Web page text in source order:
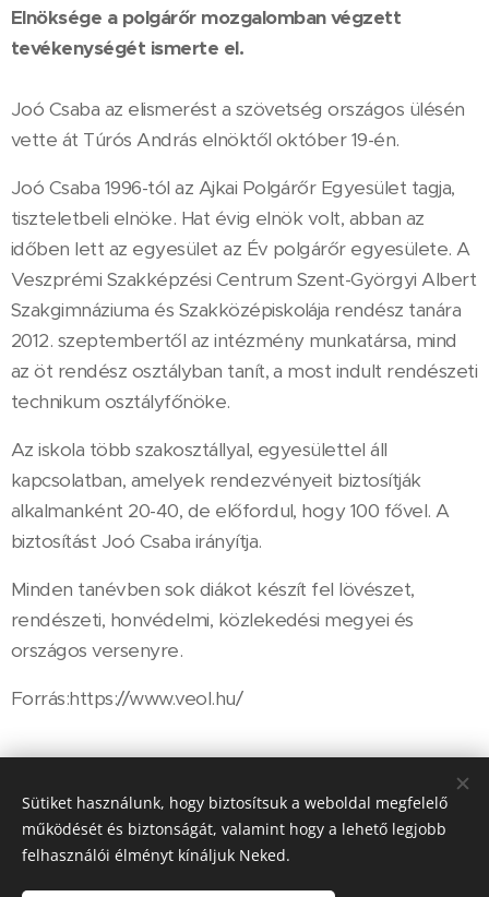
Elnöksége a polgárőr mozgalomban végzett
tevékenységét ismerte el.
Joó Csaba az elismerést a szövetség országos ülésén
vette át Túrós András elnöktől október 19-én.
Joó Csaba 1996-tól az Ajkai Polgárőr Egyesület tagja,
tiszteletbeli elnöke. Hat évig elnök volt, abban az
időben lett az egyesület az Év polgárőr egyesülete. A
Veszprémi Szakképzési Centrum Szent-Györgyi Albert
Szakgimnáziuma és Szakközépiskolája rendész tanára
2012. szeptembertől az intézmény munkatársa, mind
az öt rendész osztályban tanít, a most indult rendészeti
technikum osztályfőnöke.
Az iskola több szakosztállyal, egyesülettel áll
kapcsolatban, amelyek rendezvényeit biztosítják
alkalmanként 20-40, de előfordul, hogy 100 fővel. A
biztosítást Joó Csaba irányítja.
Minden tanévben sok diákot készít fel lövészet,
rendészeti, honvédelmi, közlekedési megyei és
országos versenyre.
Forrás:https://www.veol.hu/
Sütiket használunk, hogy biztosítsuk a weboldal megfelelő
működését és biztonságát, valamint hogy a lehető legjobb
felhasználói élményt kínáljuk Neked.